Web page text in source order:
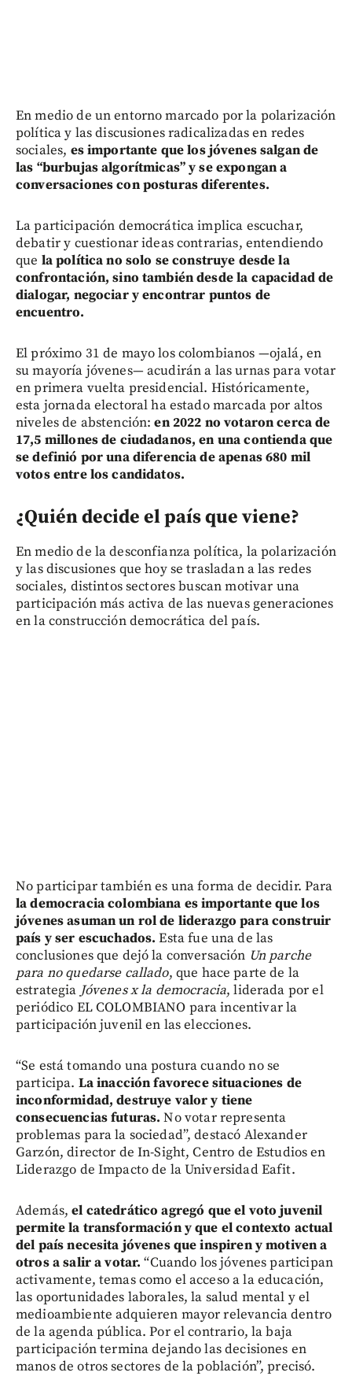
En medio de un entorno marcado por la polarización
política y las discusiones radicalizadas en redes
sociales, es importante que los jóvenes salgan de
las “burbujas algorítmicas” y se expongan a
conversaciones con posturas diferentes.
La participación democrática implica escuchar,
debatir y cuestionar ideas contrarias, entendiendo
que la política no solo se construye desde la
confrontación, sino también desde la capacidad de
dialogar, negociar y encontrar puntos de
encuentro.
El próximo 31 de mayo los colombianos —ojalá, en
su mayoría jóvenes— acudirán a las urnas para votar
en primera vuelta presidencial. Históricamente,
esta jornada electoral ha estado marcada por altos
niveles de abstención:en 2022 no votaron cerca de
17,5 millones de ciudadanos, en una contienda que
se definió por una diferencia de apenas 680 mil
votos entre los candidatos.
¿Quién decide el país que viene?
En medio de la desconfianza política, la polarización
y las discusiones que hoy se trasladan a las redes
sociales, distintos sectores buscan motivar una
participación más activa de las nuevas generaciones
en la construcción democrática del país.
No participar también es una forma de decidir. Para
la democracia colombiana es importante que los
jóvenes asuman un rol de liderazgo para construir
país y ser escuchados.Esta fue una de las
conclusiones que dejó la conversación Un parche
para no quedarse callado, que hace parte de la
estrategia Jóvenes x la democracia, liderada por el
periódico EL COLOMBIANO para incentivar la
participación juvenil en las elecciones.
“Se está tomando una postura cuando no se
participa. La inacción favorece situaciones de
inconformidad, destruye valor y tiene
consecuencias futuras. No votar representa
problemas para la sociedad”, destacó Alexander
Garzón, director de In-Sight, Centro de Estudios en
Liderazgo de Impacto de la Universidad Eafit.
Además,el catedrático agregó que el voto juvenil
permite la transformación y que el contexto actual
del país necesita jóvenes que inspiren y motiven a
otros a salir a votar.“Cuando los jóvenes participan
activamente, temas como el acceso a la educación,
las oportunidades laborales, la salud mental y el
medioambiente adquieren mayor relevancia dentro
de la agenda pública. Por el contrario, la baja
participación termina dejando las decisiones en
manos de otros sectores de la población”, precisó.